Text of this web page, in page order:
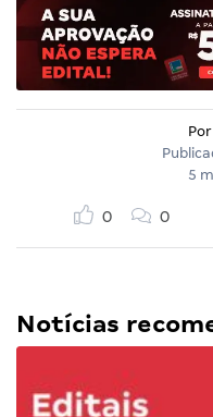
Por
5
0 0
Notícias